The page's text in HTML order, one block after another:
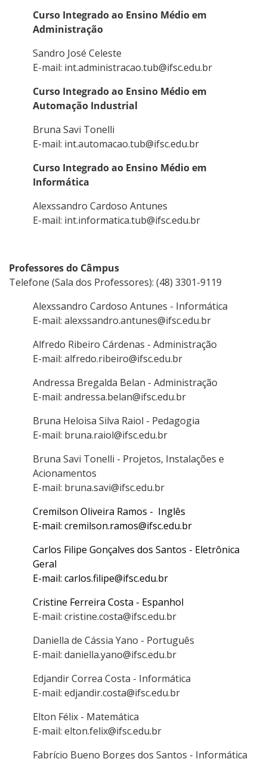
Curso Integrado ao Ensino Médio em
Administração
Sandro José Celeste
E-mail: int.administracao.tub@ifsc.edu.br
Curso Integrado ao Ensino Médio em
Automação Industrial
Bruna Savi Tonelli
E-mail: int.automacao.tub@ifsc.edu.br
Curso Integrado ao Ensino Médio em
Informática
Alexssandro Cardoso Antunes
E-mail: int.informatica.tub@ifsc.edu.br
Professores do Câmpus
Telefone (Sala dos Professores): (48) 3301-9119
Alexssandro Cardoso Antunes - Informática
E-mail: alexssandro.antunes@ifsc.edu.br
Alfredo Ribeiro Cárdenas - Administração
E-mail: alfredo.ribeiro@ifsc.edu.br
Andressa Bregalda Belan - Administração
E-mail: andressa.belan@ifsc.edu.br
Bruna Heloisa Silva Raiol - Pedagogia
E-mail: bruna.raiol@ifsc.edu.br
Bruna Savi Tonelli - Projetos, Instalações e
Acionamentos
E-mail: bruna.savi@ifsc.edu.br
Cremilson Oliveira Ramos - Inglês
E-mail: cremilson.ramos@ifsc.edu.br
Carlos Filipe Gonçalves dos Santos - Eletrônica
Geral
E-mail: carlos.filipe@ifsc.edu.br
Cristine Ferreira Costa - Espanhol
E-mail: cristine.costa@ifsc.edu.br
Daniella de Cássia Yano - Português
E-mail: daniella.yano@ifsc.edu.br
Edjandir Correa Costa - Informática
E-mail: edjandir.costa@ifsc.edu.br
Elton Félix - Matemática
E-mail: elton.felix@ifsc.edu.br
Fabrício Bueno Borges dos Santos - Informática